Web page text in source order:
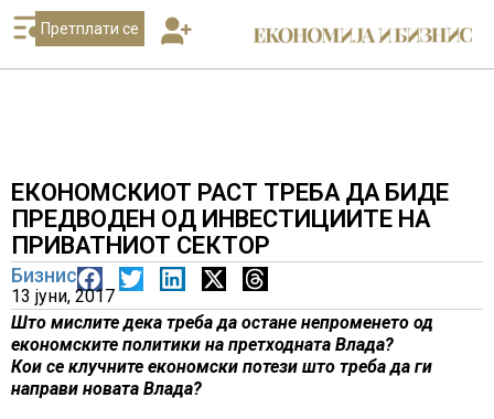
Претплати се
ЕКОНОМСКИОТ РАСТ ТРЕБА ДА БИДЕ
ПРЕДВОДЕН ОД ИНВЕСТИЦИИТЕ НА
ПРИВАТНИОТ СЕКТОР
Бизнис
13 јуни, 2017
Што мислите дека треба да остане непроменето од
економските политики на претходната Влада?
Кои се клучните економски потези што треба да ги
направи новата Влада?